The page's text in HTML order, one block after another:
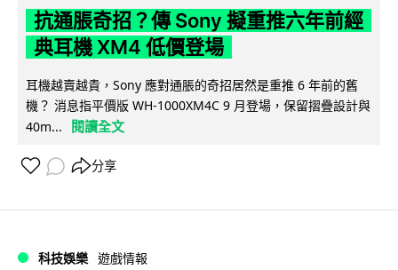
抗通脹奇招？傳 Sony 擬重推六年前經
典耳機 XM4 低價登場
耳機越賣越貴，Sony 應對通脹的奇招居然是重推 6 年前的舊
機？ 消息指平價版 WH-1000XM4C 9 月登場，保留摺疊設計與
40m...
閱讀全文
分享
科技娛樂 遊戲情報